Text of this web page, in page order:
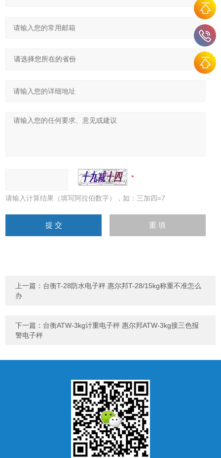
请输入计算结果（填写阿拉伯数字），如：三加四=7
上一篇： 台衡T-28防水电子秤 惠尔邦T-28/15kg称重不准怎么
办
下一篇： 台衡ATW-3kg计重电子秤 惠尔邦ATW-3kg接三色报
警电子秤